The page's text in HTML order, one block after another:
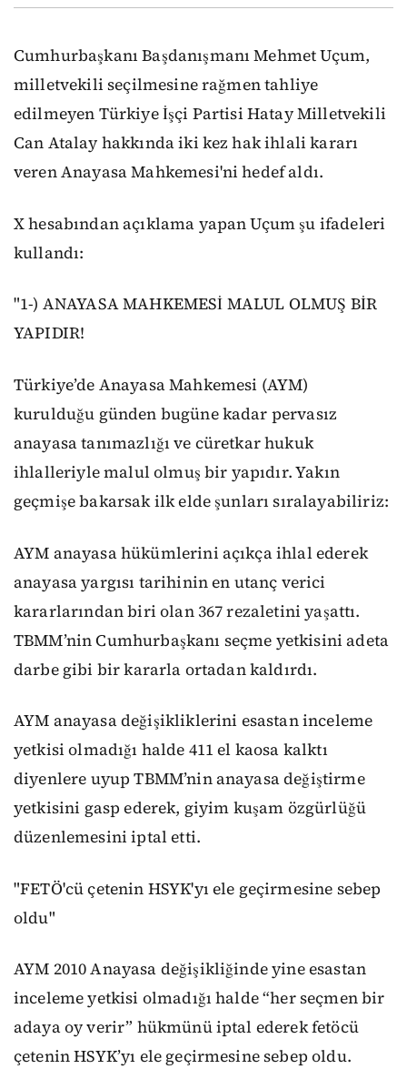
Cumhurbaşkanı Başdanışmanı Mehmet Uçum,
milletvekili seçilmesine rağmen tahliye
edilmeyen Türkiye İşçi Partisi Hatay Milletvekili
Can Atalay hakkında iki kez hak ihlali kararı
veren Anayasa Mahkemesi'ni hedef aldı.
X hesabından açıklama yapan Uçum şu ifadeleri
kullandı:
"1-) ANAYASA MAHKEMESİ MALUL OLMUŞ BİR
YAPIDIR!
Türkiye’de Anayasa Mahkemesi (AYM)
kurulduğu günden bugüne kadar pervasız
anayasa tanımazlığı ve cüretkar hukuk
ihlalleriyle malul olmuş bir yapıdır. Yakın
geçmişe bakarsak ilk elde şunları sıralayabiliriz:
AYM anayasa hükümlerini açıkça ihlal ederek
anayasa yargısı tarihinin en utanç verici
kararlarından biri olan 367 rezaletini yaşattı.
TBMM’nin Cumhurbaşkanı seçme yetkisini adeta
darbe gibi bir kararla ortadan kaldırdı.
AYM anayasa değişikliklerini esastan inceleme
yetkisi olmadığı halde 411 el kaosa kalktı
diyenlere uyup TBMM’nin anayasa değiştirme
yetkisini gasp ederek, giyim kuşam özgürlüğü
düzenlemesini iptal etti.
"FETÖ'cü çetenin HSYK'yı ele geçirmesine sebep
oldu"
AYM 2010 Anayasa değişikliğinde yine esastan
inceleme yetkisi olmadığı halde “her seçmen bir
adaya oy verir” hükmünü iptal ederek fetöcü
çetenin HSYK’yı ele geçirmesine sebep oldu.